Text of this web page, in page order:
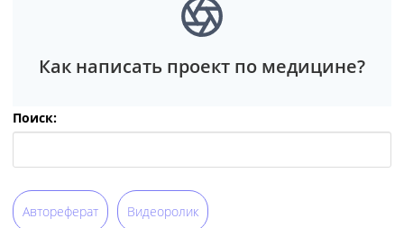
Как написать проект по медицине?
Поиск:
Автореферат Видеоролик